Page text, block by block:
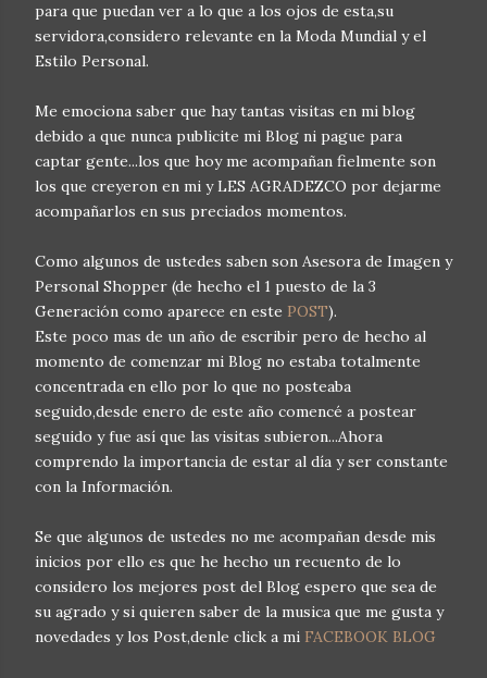
para que puedan ver a lo que a los ojos de esta,su
servidora,considero relevante en la Moda Mundial y el
Estilo Personal.
Me emociona saber que hay tantas visitas en mi blog
debido a que nunca publicite mi Blog ni pague para
captar gente...los que hoy me acompañan fielmente son
los que creyeron en mi y LES AGRADEZCO por dejarme
acompañarlos en sus preciados momentos.
Como algunos de ustedes saben son Asesora de Imagen y
Personal Shopper (de hecho el 1 puesto de la 3
Generación como aparece en este POST).
Este poco mas de un año de escribir pero de hecho al
momento de comenzar mi Blog no estaba totalmente
concentrada en ello por lo que no posteaba
seguido,desde enero de este año comencé a postear
seguido y fue así que las visitas subieron...Ahora
comprendo la importancia de estar al día y ser constante
con la Información.
Se que algunos de ustedes no me acompañan desde mis
inicios por ello es que he hecho un recuento de lo
considero los mejores post del Blog espero que sea de
su agrado y si quieren saber de la musica que me gusta y
novedades y los Post,denle click a mi FACEBOOK BLOG